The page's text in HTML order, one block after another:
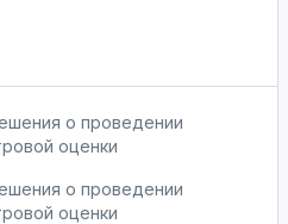
о проведении
оценки
о проведении
оценки